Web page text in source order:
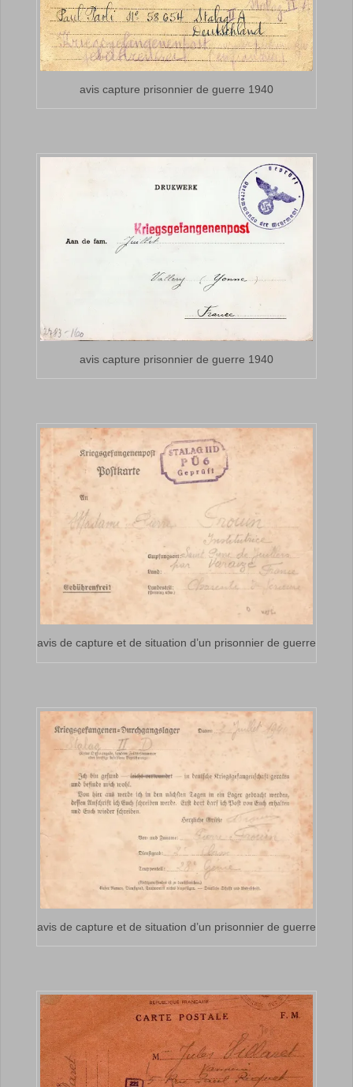
avis capture prisonnier de guerre 1940
avis capture prisonnier de guerre 1940
avis de capture et de situation d’un prisonnier de guerre
avis de capture et de situation d’un prisonnier de guerre